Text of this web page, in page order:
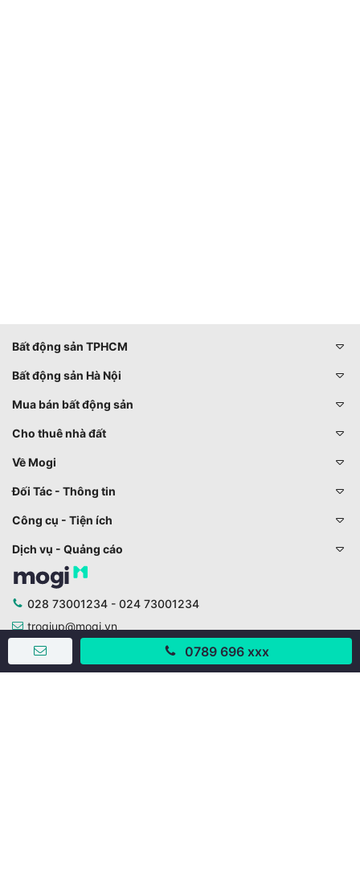
0789 696 xxx
Bất động sản TPHCM
Bất động sản Hà Nội
Mua bán bất động sản
Cho thuê nhà đất
Về Mogi
Đối Tác - Thông tin
Công cụ - Tiện ích
Dịch vụ - Quảng cáo
028 73001234 - 024 73001234
trogiup@mogi.vn